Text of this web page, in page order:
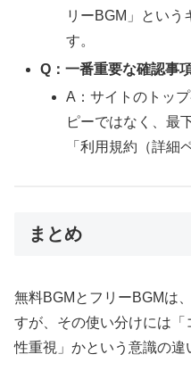
リーBGM」という
す。
Q：一番重要な確認事
A：サイトのトッ
ピーではなく、最
「利用規約（詳細
まとめ
無料BGMとフリーBGMは
すが、その使い分けには
性重視」かという意識の違